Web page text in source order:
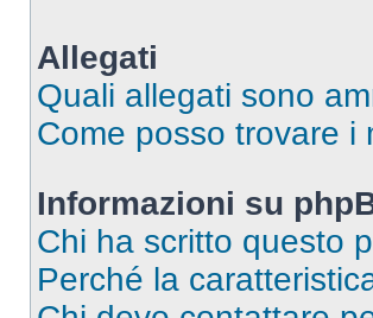
Allegati
Quali allegati sono
Come posso trovare i
Informazioni su
Chi ha scritto questo
Perché la